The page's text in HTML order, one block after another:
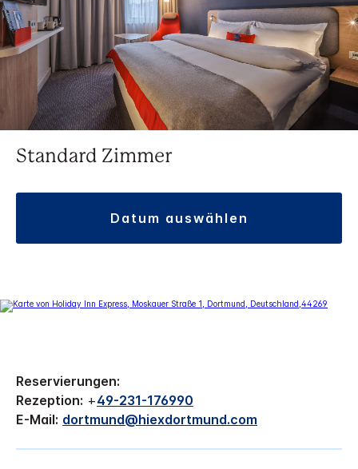
Standard Zimmer
datum auswählen
Reservierungen:
Rezeption: +49-231-176990
E-Mail: dortmund@hiexdortmund.com